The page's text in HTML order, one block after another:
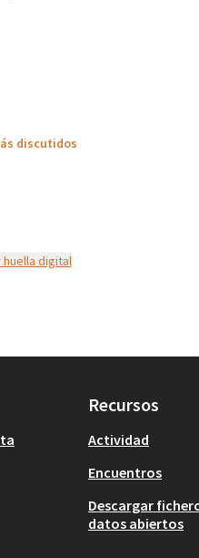
discutidos
huella digital
Recursos
Actividad
Encuentros
Descargar
datos abiertos